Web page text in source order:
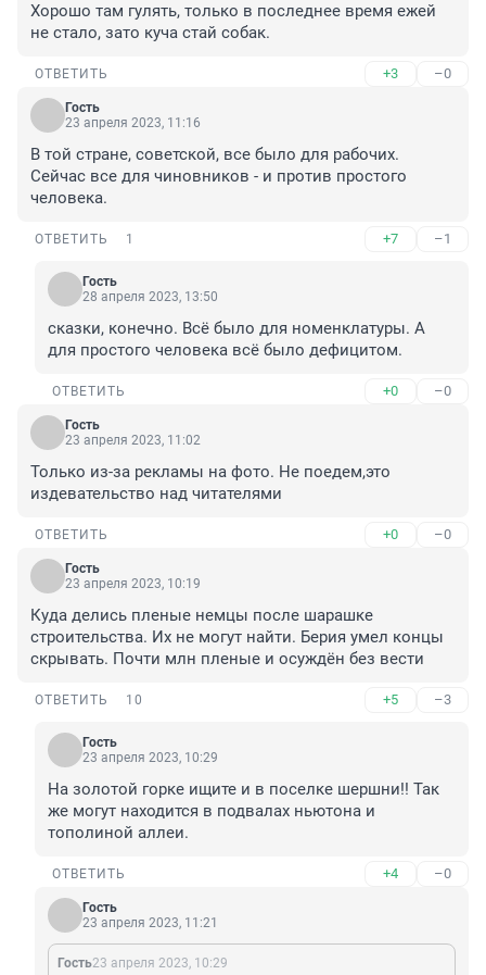
Хорошо там гулять, только в последнее время ежей
не стало, зато куча стай собак.
ОТВЕТИТЬ +3 –0
Гость
23 апреля 2023, 11:16
В той стране, советской, все было для рабочих.
Сейчас все для чиновников - и против простого
человека.
ОТВЕТИТЬ 1 +7 –1
Гость
28 апреля 2023, 13:50
сказки, конечно. Всё было для номенклатуры. А
для простого человека всё было дефицитом.
ОТВЕТИТЬ +0 –0
Гость
23 апреля 2023, 11:02
Только из-за рекламы на фото. Не поедем,это
издевательство над читателями
ОТВЕТИТЬ +0 –0
Гость
23 апреля 2023, 10:19
Куда делись пленые немцы после шарашке
строительства. Их не могут найти. Берия умел концы
скрывать. Почти млн пленые и осуждён без вести
ОТВЕТИТЬ 10 +5 –3
Гость
23 апреля 2023, 10:29
На золотой горке ищите и в поселке шершни!! Так
же могут находится в подвалах ньютона и
тополиной аллеи.
ОТВЕТИТЬ +4 –0
Гость
23 апреля 2023, 11:21
Гость23 апреля 2023, 10:29